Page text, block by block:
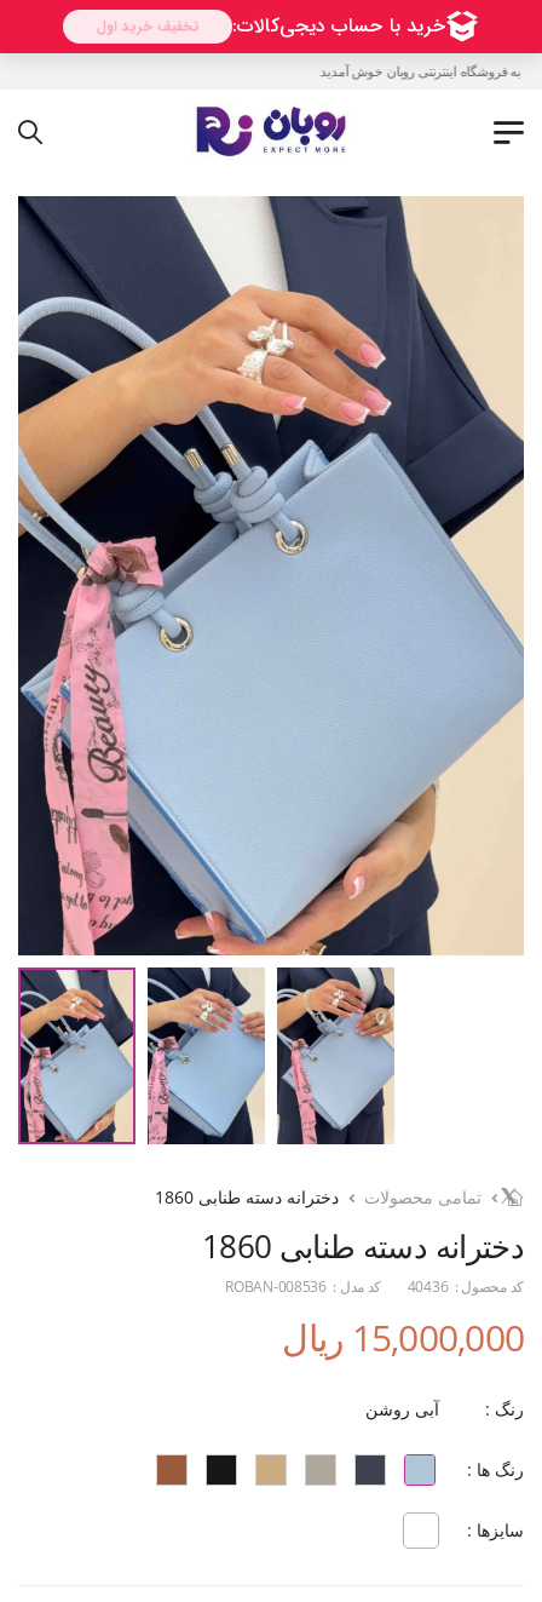
به فروشگاه اینترنتی روبان خوش آمدید !
تمامی محصولات دخترانه دسته طنابی 1860
دخترانه دسته طنابی 1860
کد محصول : 40436 کد مدل : ROBAN-008536
15,000,000 ریال
رنگ : آبی روشن
رنگ ها :
سایزها :